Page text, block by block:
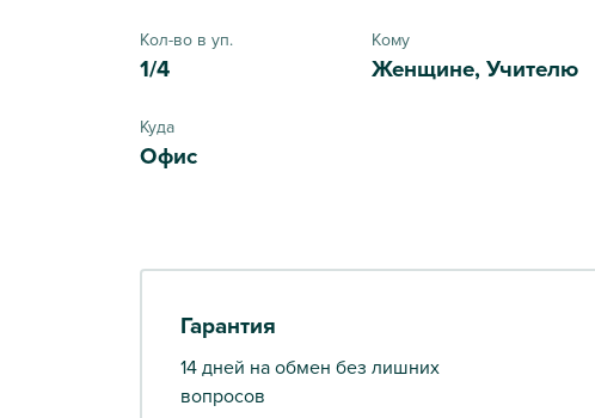
Кол-во в уп.
1/4
Кому
Женщине, Учителю
Куда
Офис
Гарантия
14 дней на обмен без лишних
вопросов